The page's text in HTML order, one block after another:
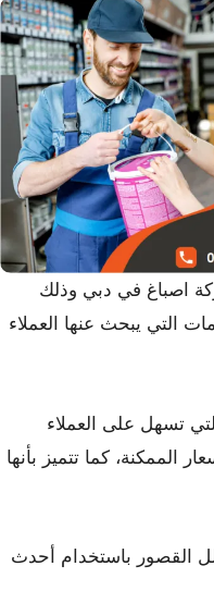
اصباغ في دبي وذلك
التي يبحث عنها العملاء
تسهل على العملاء
الممكنة، كما تتميز بأنها
القصور باستخدام أحدث